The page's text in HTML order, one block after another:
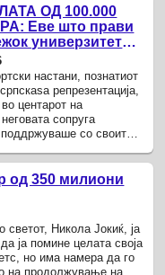
ОД 100.000
Еве што прави
универзитет
настани, познатиот
репрезентација,
центарот на
сопруга
поддржуваше со своите
од 350 милиони
светот, Никола Јокиќ, ја
ја помине целата своја
но има намера да го
на продолжување на